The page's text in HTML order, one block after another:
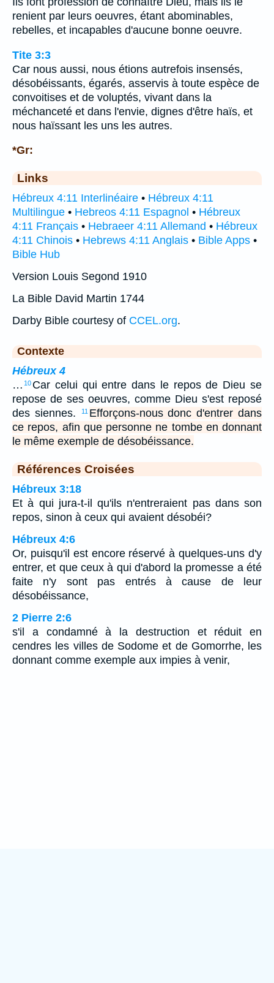
renient par leurs oeuvres, étant abominables,
rebelles, et incapables d'aucune bonne oeuvre.
Tite 3:3
Car nous aussi, nous étions autrefois insensés,
désobéissants, égarés, asservis à toute espèce de
convoitises et de voluptés, vivant dans la
méchanceté et dans l'envie, dignes d'être haïs, et
nous haïssant les uns les autres.
*Gr:
Links
Hébreux 4:11 Interlinéaire • Hébreux 4:11
Multilingue • Hebreos 4:11 Espagnol • Hébreux
4:11 Français • Hebraeer 4:11 Allemand • Hébreux
4:11 Chinois • Hebrews 4:11 Anglais • Bible Apps •
Bible Hub
Version Louis Segond 1910
La Bible David Martin 1744
Darby Bible courtesy of CCEL.org.
Contexte
Hébreux 4
… 10 Car celui qui entre dans le repos de Dieu se
repose de ses oeuvres, comme Dieu s'est reposé
des siennes.
11 Efforçons-nous donc d'entrer dans
ce repos, afin que personne ne tombe en donnant
le même exemple de désobéissance.
Références Croisées
Hébreux 3:18
Et à qui jura-t-il qu'ils n'entreraient pas dans son
repos, sinon à ceux qui avaient désobéi?
Hébreux 4:6
Or, puisqu'il est encore réservé à quelques-uns d'y
entrer, et que ceux à qui d'abord la promesse a été
faite n'y sont pas entrés à cause de leur
désobéissance,
2 Pierre 2:6
s'il a condamné à la destruction et réduit en
cendres les villes de Sodome et de Gomorrhe, les
donnant comme exemple aux impies à venir,